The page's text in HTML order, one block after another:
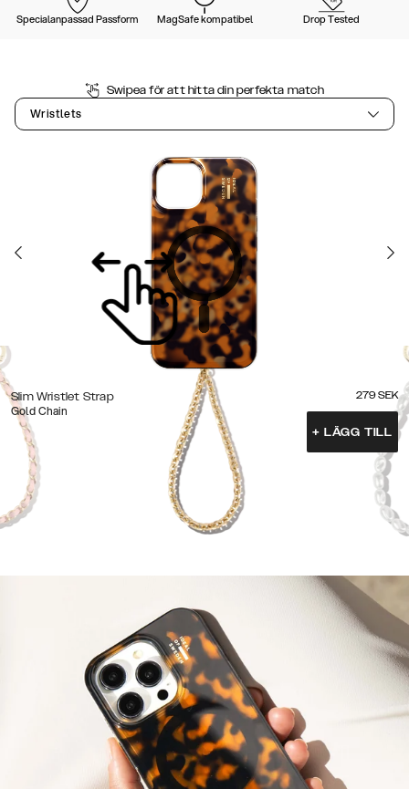
Specialanpassad Passform MagSafe kompatibel Drop Tested
Swipea för att hitta din perfekta match
Wristlets
Slim Wristlet Strap
Gold Chain
279 SEK
+ LÄGG TILL